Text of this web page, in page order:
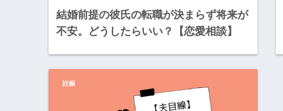
結婚前提の彼氏の転職が決まらず将来が
不安。どうしたらいい？【恋愛相談】
妊娠